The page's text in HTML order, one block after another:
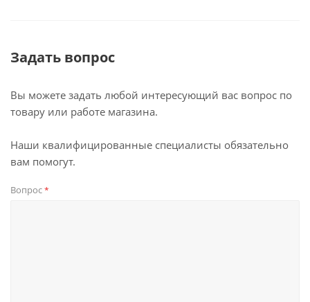
Задать вопрос
Вы можете задать любой интересующий вас вопрос по
товару или работе магазина.
Наши квалифицированные специалисты обязательно
вам помогут.
Вопрос*